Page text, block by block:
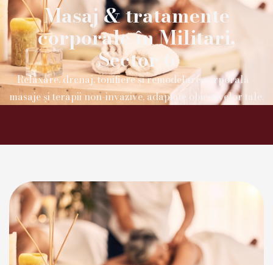
Masaj & tratamente
corporale în Militari,
Sector 6
Relaxare, drenaj, tonifiere și remodelare corporală –
masaje și terapii non-invazive, adaptate obiectivelor tale.